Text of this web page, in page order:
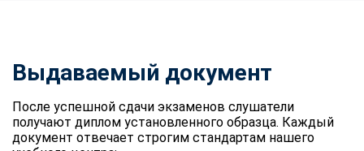
Выдаваемый документ
После успешной сдачи экзаменов слушатели
получают диплом установленного образца. Каждый
документ отвечает строгим стандартам нашего